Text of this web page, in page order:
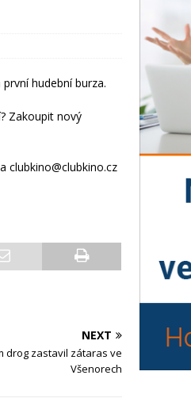
hudební burza.
Zakoupit nový
clubkino@clubkino.cz
NEXT
drog zastavil zátaras ve
Všenorech